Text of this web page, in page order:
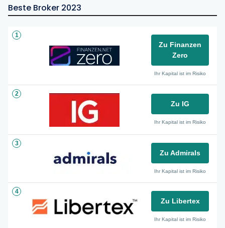
Beste Broker 2023
1
Zu Finanzen
Zero
Ihr Kapital ist im Risiko
2
Zu IG
Ihr Kapital ist im Risiko
3
Zu Admirals
Ihr Kapital ist im Risiko
4
Zu Libertex
Ihr Kapital ist im Risiko